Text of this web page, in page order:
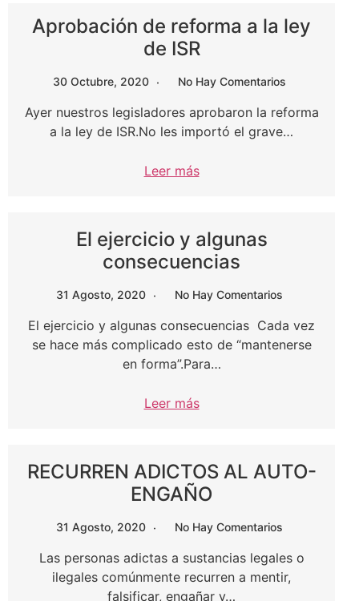
Aprobación de reforma a la ley
de ISR
30 Octubre, 2020 No Hay Comentarios
Ayer nuestros legisladores aprobaron la reforma
a la ley de ISR.No les importó el grave…
Leer más
El ejercicio y algunas
consecuencias
31 Agosto, 2020 No Hay Comentarios
El ejercicio y algunas consecuencias Cada vez
se hace más complicado esto de “mantenerse
en forma”.Para…
Leer más
RECURREN ADICTOS AL AUTO-
ENGAÑO
31 Agosto, 2020 No Hay Comentarios
Las personas adictas a sustancias legales o
ilegales comúnmente recurren a mentir,
falsificar, engañar y…